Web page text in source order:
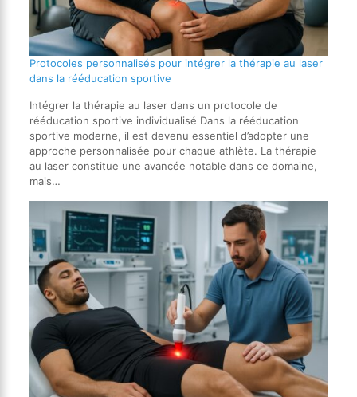
Protocoles personnalisés pour intégrer la thérapie au laser
dans la rééducation sportive
Intégrer la thérapie au laser dans un protocole de
rééducation sportive individualisé Dans la rééducation
sportive moderne, il est devenu essentiel d’adopter une
approche personnalisée pour chaque athlète. La thérapie
au laser constitue une avancée notable dans ce domaine,
mais…